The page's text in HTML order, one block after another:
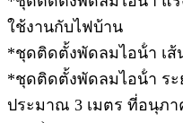
ใช้งานกับไฟบ้าน
*ชุดติดตั้งพัดลมไอน้ํา เส้
*ชุดติดตั้งพัดลมไอน้ํา ระ
ประมาณ 3 เมตร ที่อนุภา